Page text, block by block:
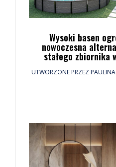
Wysoki basen
nowoczesna
stałego zbiornika
UTWORZONE PRZEZPAULINA